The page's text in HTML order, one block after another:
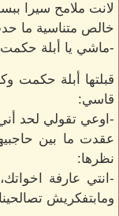
لانت ملامح سيرا
خالص متناسية ما
-ماشي يا أبلة
قبلتها أبلة حكمت
قاسي:
-اوعي تقولي لحد
عقدت ما بين
نظرها:
-انتي عارفة
ومابتفكريش